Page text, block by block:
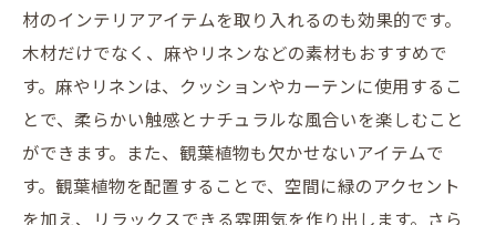
材のインテリアアイテムを取り入れるのも効果的です。
木材だけでなく、麻やリネンなどの素材もおすすめで
す。麻やリネンは、クッションやカーテンに使用するこ
とで、柔らかい触感とナチュラルな風合いを楽しむこと
ができます。また、観葉植物も欠かせないアイテムで
す。観葉植物を配置することで、空間に緑のアクセント
を加え、リラックスできる雰囲気を作り出します。さら